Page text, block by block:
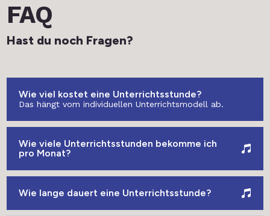
FAQ
Hast du noch Fragen?
Wie viel kostet eine Unterrichtsstunde?
Das hängt vom individuellen Unterrichtsmodell ab.
Wie viele Unterrichtsstunden bekomme ich
pro Monat?
Wie lange dauert eine Unterrichtsstunde?